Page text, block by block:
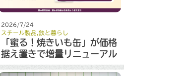
2026/7/24
スチール製品 鉄と暮らし
「蜜る！焼きいも缶」が価格
据え置きで増量リニューアル